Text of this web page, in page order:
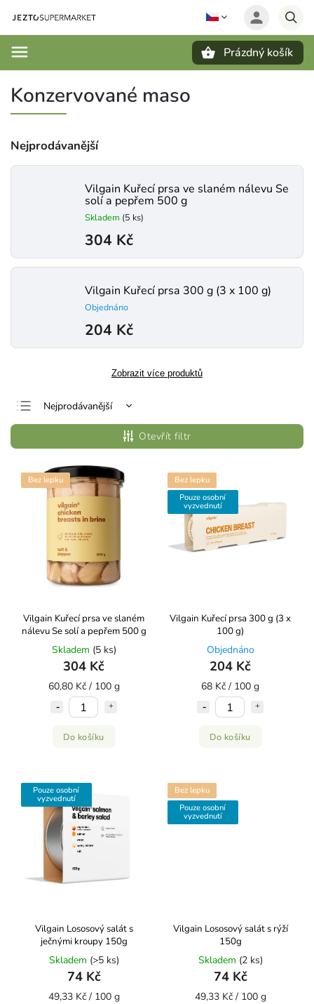
Prázdný košík
Konzervované maso
Nejprodávanější
Vilgain Kuřecí prsa ve slaném nálevu ⁠Se
solí a pepřem 500 g
Skladem (5 ks)
304 Kč
Vilgain Kuřecí prsa 300 g (3 x 100 g)
Objednáno
204 Kč
Zobrazit více produktů
Nejprodávanější
Nejlevnější
Nejdražší
Abecedně
Otevřít filtr
Bez lepku
Vilgain Kuřecí prsa ve slaném
nálevu ⁠Se solí a pepřem 500 g
Skladem (5 ks)
304 Kč
60,80 Kč / 100 g
Do košíku
Bez lepku
Pouze osobní
vyzvednutí
Vilgain Kuřecí prsa 300 g (3 x
100 g)
Objednáno
204 Kč
68 Kč / 100 g
Do košíku
Pouze osobní
vyzvednutí
Vilgain Lososový salát s
ječnými kroupy 150g
Skladem (>5 ks)
74 Kč
49,33 Kč / 100 g
Bez lepku
Pouze osobní
vyzvednutí
Vilgain Lososový salát s rýží
150g
Skladem (2 ks)
74 Kč
49,33 Kč / 100 g